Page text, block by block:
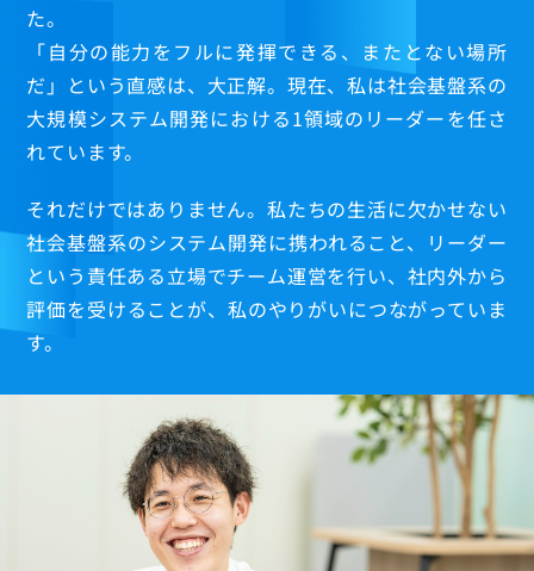
数字で見る
研修制度
福利厚生
た。
「自分の能力をフルに発揮できる、またとない場所
だ」という直感は、大正解。現在、私は社会基盤系の
大規模システム開発における1領域のリーダーを任さ
れています。
それだけではありません。私たちの生活に欠かせない
社会基盤系のシステム開発に携われること、リーダー
という責任ある立場でチーム運営を行い、社内外から
評価を受けることが、私のやりがいにつながっていま
す。